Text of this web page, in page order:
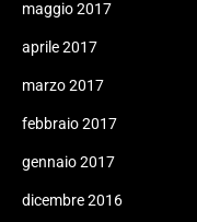
maggio 2017
aprile 2017
marzo 2017
febbraio 2017
gennaio 2017
dicembre 2016